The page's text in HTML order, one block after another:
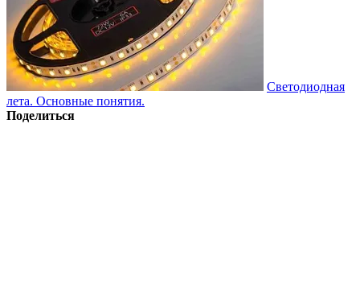
Светодиодная
лета. Основные понятия.
Поделиться